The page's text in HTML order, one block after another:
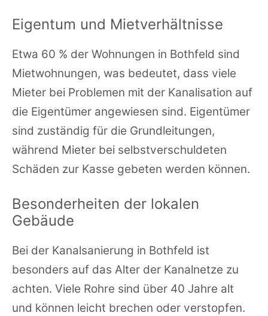
Eigentum und Mietverhältnisse
Etwa 60 % der Wohnungen in Bothfeld sind
Mietwohnungen, was bedeutet, dass viele
Mieter bei Problemen mit der Kanalisation auf
die Eigentümer angewiesen sind. Eigentümer
sind zuständig für die Grundleitungen,
während Mieter bei selbstverschuldeten
Schäden zur Kasse gebeten werden können.
Besonderheiten der lokalen
Gebäude
Bei der Kanalsanierung in Bothfeld ist
besonders auf das Alter der Kanalnetze zu
achten. Viele Rohre sind über 40 Jahre alt
und können leicht brechen oder verstopfen.